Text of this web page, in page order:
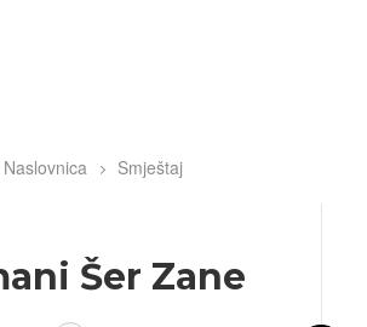
Naslovnica Smještaj
Šer Zane